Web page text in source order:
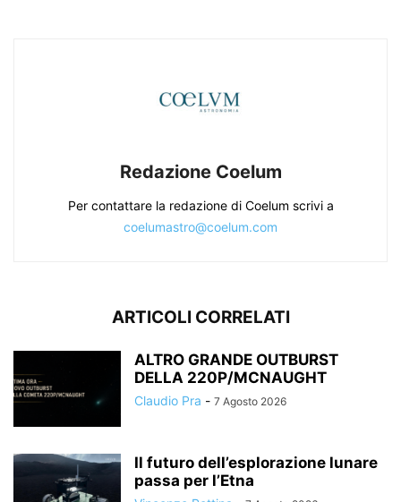
Redazione Coelum
Per contattare la redazione di Coelum scrivi a
coelumastro@coelum.com
ARTICOLI CORRELATI
ALTRO GRANDE OUTBURST
DELLA 220P/MCNAUGHT
Claudio Pra - 7 Agosto 2026
Il futuro dell’esplorazione lunare
passa per l’Etna